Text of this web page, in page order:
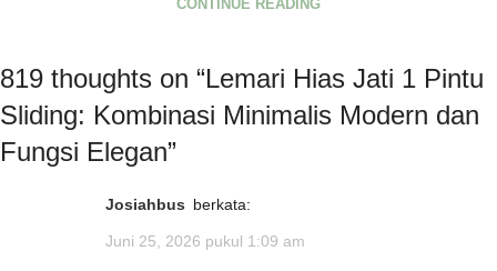
CONTINUE READING
819 thoughts on “Lemari Hias Jati 1 Pintu
Sliding: Kombinasi Minimalis Modern dan
Fungsi Elegan”
Josiahbus berkata:
Juni 25, 2026 pukul 1:09 am